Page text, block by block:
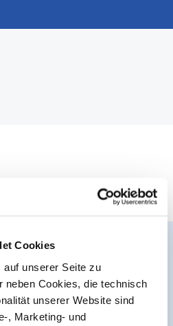
Cookies
unserer Seite zu
neben Cookies, die technisch
unserer Website sind
, Marketing- und
am MCI
möglicherweise